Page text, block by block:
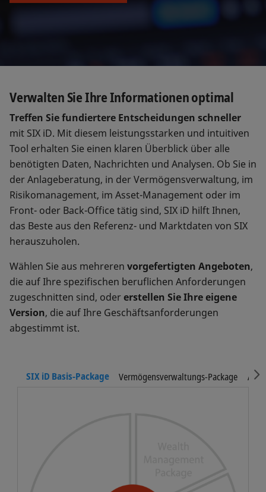
Verwalten Sie Ihre Informationen optimal
Treffen Sie fundiertere Entscheidungen schneller
mit SIX iD. Mit diesem leistungsstarken und intuitiven
Tool erhalten Sie einen klaren Überblick über alle
benötigten Daten, Nachrichten und Analysen. Ob Sie in
der Anlageberatung, in der Vermögensverwaltung, im
Risikomanagement, im Asset-Management oder im
Front- oder Back-Office tätig sind, SIX iD hilft Ihnen,
das Beste aus den Referenz- und Marktdaten von SIX
herauszuholen.
Wählen Sie aus mehreren vorgefertigten Angeboten,
die auf Ihre spezifischen beruflichen Anforderungen
zugeschnitten sind, odererstellen Sie Ihre eigene
Version, die auf Ihre Geschäftsanforderungen
abgestimmt ist.
SIX iD Basis-Package Vermögensverwaltungs-Package